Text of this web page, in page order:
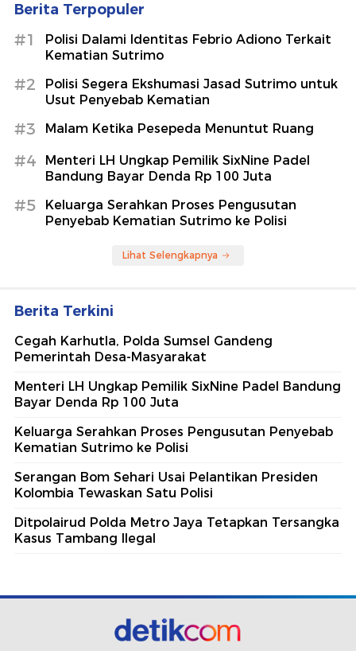
Berita Terpopuler
#1
Polisi Dalami Identitas Febrio Adiono Terkait
Kematian Sutrimo
#2
Polisi Segera Ekshumasi Jasad Sutrimo untuk
Usut Penyebab Kematian
#3 Malam Ketika Pesepeda Menuntut Ruang
#4
Menteri LH Ungkap Pemilik SixNine Padel
Bandung Bayar Denda Rp 100 Juta
#5
Keluarga Serahkan Proses Pengusutan
Penyebab Kematian Sutrimo ke Polisi
Lihat Selengkapnya
Berita Terkini
Cegah Karhutla, Polda Sumsel Gandeng
Pemerintah Desa-Masyarakat
Menteri LH Ungkap Pemilik SixNine Padel Bandung
Bayar Denda Rp 100 Juta
Keluarga Serahkan Proses Pengusutan Penyebab
Kematian Sutrimo ke Polisi
Serangan Bom Sehari Usai Pelantikan Presiden
Kolombia Tewaskan Satu Polisi
Ditpolairud Polda Metro Jaya Tetapkan Tersangka
Kasus Tambang Ilegal